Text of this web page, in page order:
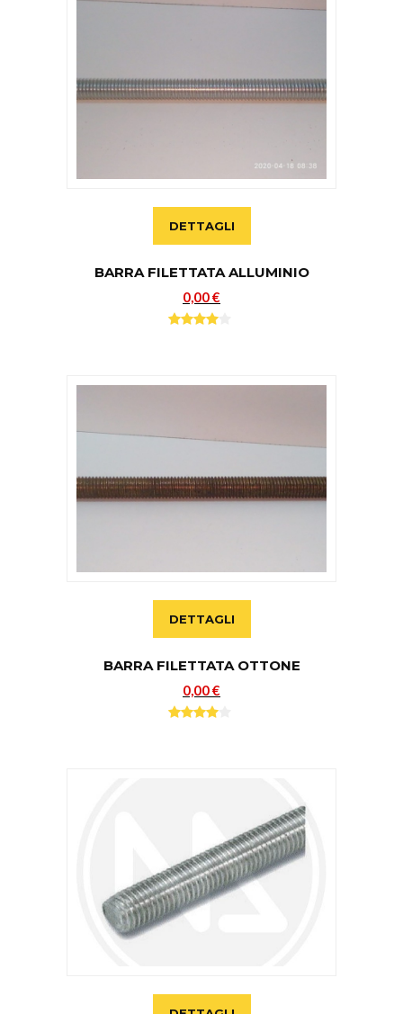
DETTAGLI
BARRA FILETTATA ALLUMINIO
0,00 €
DETTAGLI
BARRA FILETTATA OTTONE
0,00 €